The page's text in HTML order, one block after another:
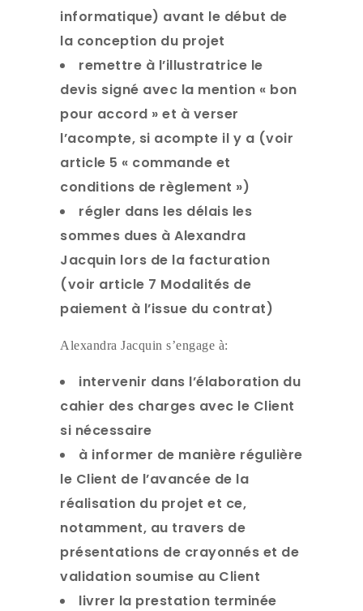
informatique) avant le début de
la conception du projet
remettre à l’illustratrice le
devis signé avec la mention « bon
pour accord » et à verser
l’acompte, si acompte il y a (voir
article 5 « commande et
conditions de règlement »)
régler dans les délais les
sommes dues à Alexandra
Jacquin lors de la facturation
(voir article 7 Modalités de
paiement à l’issue du contrat)
Alexandra Jacquin s’engage à:
intervenir dans l’élaboration du
cahier des charges avec le Client
si nécessaire
à informer de manière régulière
le Client de l’avancée de la
réalisation du projet et ce,
notamment, au travers de
présentations de crayonnés et de
validation soumise au Client
livrer la prestation terminée